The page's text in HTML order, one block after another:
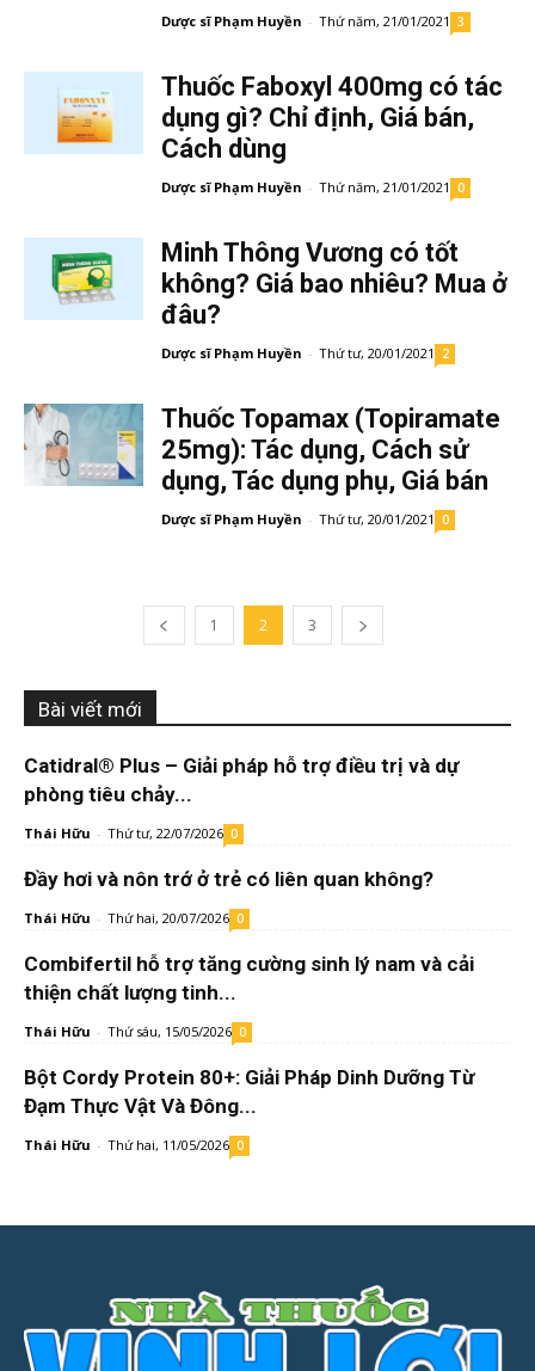
Dược sĩ Phạm Huyền - Thứ năm, 21/01/2021 3
Thuốc Faboxyl 400mg có tác
dụng gì? Chỉ định, Giá bán,
Cách dùng
Dược sĩ Phạm Huyền - Thứ năm, 21/01/2021 0
Minh Thông Vương có tốt
không? Giá bao nhiêu? Mua ở
đâu?
Dược sĩ Phạm Huyền - Thứ tư, 20/01/2021 2
Thuốc Topamax (Topiramate
25mg): Tác dụng, Cách sử
dụng, Tác dụng phụ, Giá bán
Dược sĩ Phạm Huyền - Thứ tư, 20/01/2021 0
1 2 3
Bài viết mới
Catidral® Plus – Giải pháp hỗ trợ điều trị và dự
phòng tiêu chảy...
Thái Hữu - Thứ tư, 22/07/2026 0
Đầy hơi và nôn trớ ở trẻ có liên quan không?
Thái Hữu - Thứ hai, 20/07/2026 0
Combifertil hỗ trợ tăng cường sinh lý nam và cải
thiện chất lượng tinh...
Thái Hữu - Thứ sáu, 15/05/2026 0
Bột Cordy Protein 80+: Giải Pháp Dinh Dưỡng Từ
Đạm Thực Vật Và Đông...
Thái Hữu - Thứ hai, 11/05/2026 0